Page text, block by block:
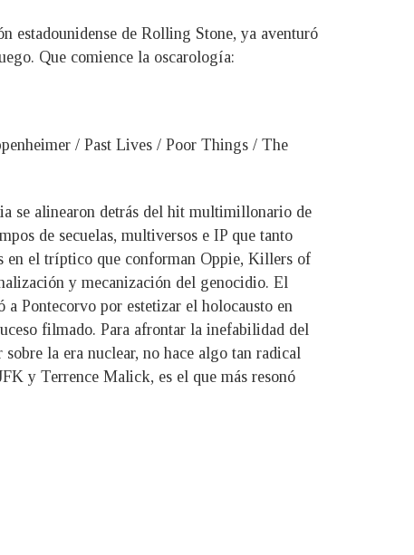
estadounidense de Rolling Stone, ya aventuró
Que comience la oscarología:
/ Past Lives / Poor Things / The
se alinearon detrás del hit multimillonario de
de secuelas, multiversos e IP que tanto
en el tríptico que conforman Oppie, Killers of
y mecanización del genocidio. El
Pontecorvo por estetizar el holocausto en
filmado. Para afrontar la inefabilidad del
la era nuclear, no hace algo tan radical
y Terrence Malick, es el que más resonó